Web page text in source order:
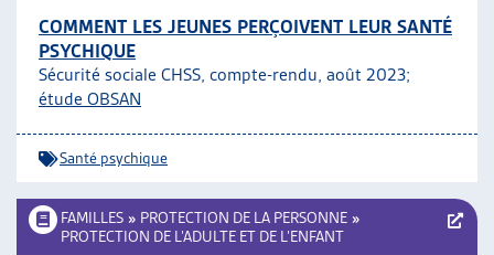
COMMENT LES JEUNES PERÇOIVENT LEUR SANTÉ
PSYCHIQUE
Sécurité sociale CHSS, compte-rendu, août 2023;
étude OBSAN
Santé psychique
FAMILLES » PROTECTION DE LA PERSONNE »
PROTECTION DE L’ADULTE ET DE L’ENFANT